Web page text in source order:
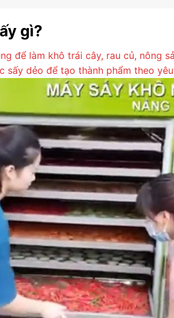
gì?
để làm khô trái cây, rau củ, nông
sấy dẻo để tạo thành phẩm theo